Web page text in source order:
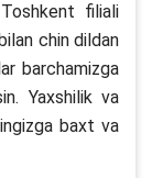
Toshkent filiali
chin dildan
barchamizga
Yaxshilik va
baxt va